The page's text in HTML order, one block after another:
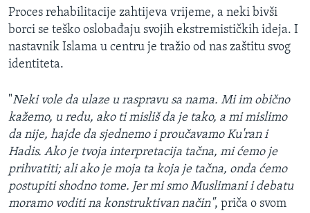
Proces rehabilitacije zahtijeva vrijeme, a neki bivši
borci se teško oslobađaju svojih ekstremističkih ideja. I
nastavnik Islama u centru je tražio od nas zaštitu svog
identiteta.
"Neki vole da ulaze u raspravu sa nama. Mi im obično
kažemo, u redu, ako ti misliš da je tako, a mi mislimo
da nije, hajde da sjednemo i proučavamo Ku'ran i
Hadis. Ako je tvoja interpretacija tačna, mi ćemo je
prihvatiti; ali ako je moja ta koja je tačna, onda ćemo
postupiti shodno tome. Jer mi smo Muslimani i debatu
moramo voditi na konstruktivan način", priča o svom